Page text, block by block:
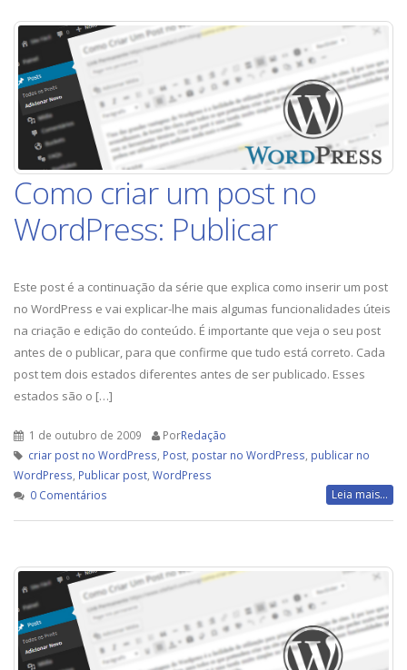
post
no
WordPress:
Outras
Opções
Como criar um post no
WordPress: Publicar
Este post é a continuação da série que explica como inserir um post
no WordPress e vai explicar-lhe mais algumas funcionalidades úteis
na criação e edição do conteúdo. É importante que veja o seu post
antes de o publicar, para que confirme que tudo está correto. Cada
post tem dois estados diferentes antes de ser publicado. Esses
estados são o […]
1 de outubro de 2009 PorRedação
criar post no WordPress, Post, postar no WordPress, publicar no
WordPress, Publicar post, WordPress
0 Comentários
Leia mais...